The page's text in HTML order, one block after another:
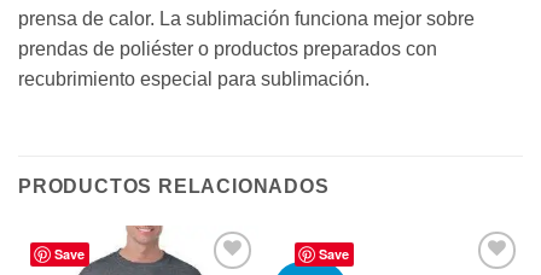
prensa de calor. La sublimación funciona mejor sobre
prendas de poliéster o productos preparados con
recubrimiento especial para sublimación.
PRODUCTOS RELACIONADOS
Save Save